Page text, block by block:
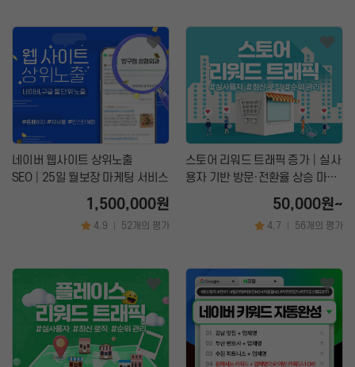
네이버 웹사이트 상위노출
SEO│25일 월보장 마케팅 서비스
1,500,000원
4.9 52개의 평가
스토어 리워드 트래픽 증가│실사
용자 기반 방문·전환율 상승 마케
50,000원~
4.7 56개의 평가